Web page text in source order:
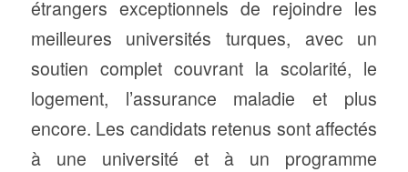
étrangers exceptionnels de rejoindre les
meilleures universités turques, avec un
soutien complet couvrant la scolarité, le
logement, l’assurance maladie et plus
encore. Les candidats retenus sont affectés
à une université et à un programme